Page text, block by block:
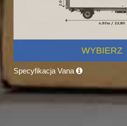
WYBIERZ
Specyfikacja Vana